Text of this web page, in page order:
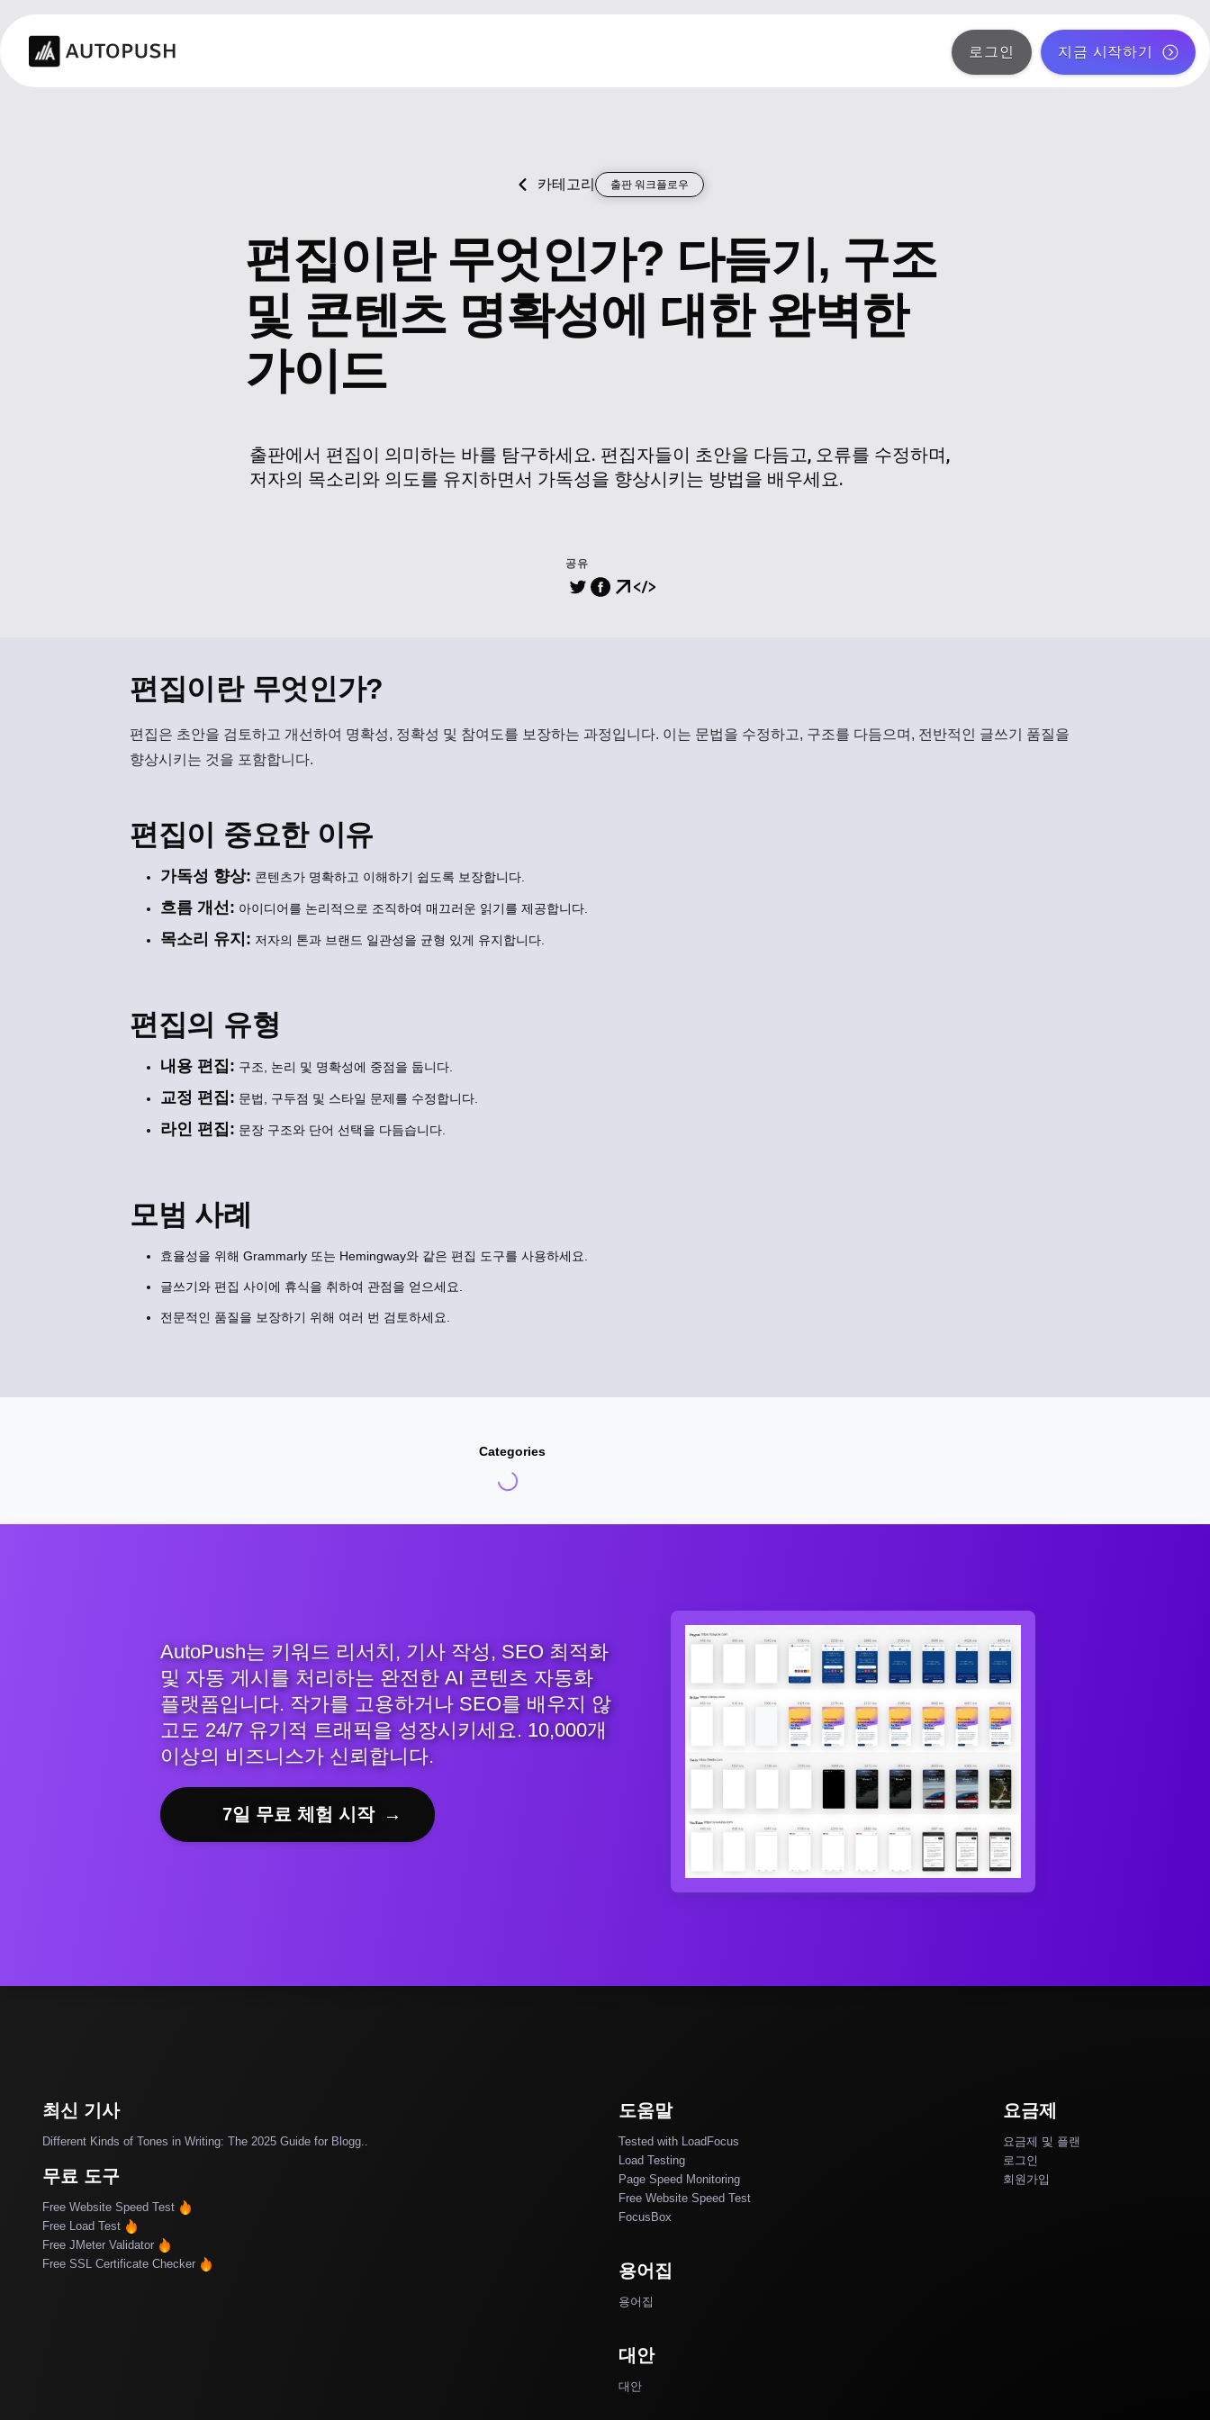
로그인 지금 시작하기
카테고리 출판 워크플로우
편집이란 무엇인가? 다듬기, 구조
및 콘텐츠 명확성에 대한 완벽한
가이드
출판에서 편집이 의미하는 바를 탐구하세요. 편집자들이 초안을 다듬고, 오류를 수정하며,
저자의 목소리와 의도를 유지하면서 가독성을 향상시키는 방법을 배우세요.
공유
편집이란 무엇인가?
편집은 초안을 검토하고 개선하여 명확성, 정확성 및 참여도를 보장하는 과정입니다. 이는 문법을 수정하고, 구조를 다듬으며, 전반적인 글쓰기 품질을
향상시키는 것을 포함합니다.
편집이 중요한 이유
가독성 향상: 콘텐츠가 명확하고 이해하기 쉽도록 보장합니다.
흐름 개선: 아이디어를 논리적으로 조직하여 매끄러운 읽기를 제공합니다.
목소리 유지: 저자의 톤과 브랜드 일관성을 균형 있게 유지합니다.
편집의 유형
내용 편집: 구조, 논리 및 명확성에 중점을 둡니다.
교정 편집: 문법, 구두점 및 스타일 문제를 수정합니다.
라인 편집: 문장 구조와 단어 선택을 다듬습니다.
모범 사례
효율성을 위해 Grammarly 또는 Hemingway와 같은 편집 도구를 사용하세요.
글쓰기와 편집 사이에 휴식을 취하여 관점을 얻으세요.
전문적인 품질을 보장하기 위해 여러 번 검토하세요.
Categories
AutoPush는 키워드 리서치, 기사 작성, SEO 최적화
및 자동 게시를 처리하는 완전한 AI 콘텐츠 자동화
플랫폼입니다. 작가를 고용하거나 SEO를 배우지 않
고도 24/7 유기적 트래픽을 성장시키세요. 10,000개
이상의 비즈니스가 신뢰합니다.
7일 무료 체험 시작 →
최신 기사
Different Kinds of Tones in Writing: The 2025 Guide for Blogg..
무료 도구
Free Website Speed Test
Free Load Test
Free JMeter Validator
Free SSL Certificate Checker
도움말
Tested with LoadFocus
Load Testing
Page Speed Monitoring
Free Website Speed Test
FocusBox
용어집
용어집
대안
대안
요금제
요금제 및 플랜
로그인
회원가입